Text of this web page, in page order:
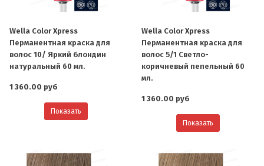
Wella Color Xpress
Перманентная краска для
волос 10/ Яркий блондин
натуральный 60 мл.
1 360.00 руб
Показать
Wella Color Xpress
Перманентная краска для
волос 5/1 Светло-
коричневый пепельный 60
мл.
1 360.00 руб
Показать